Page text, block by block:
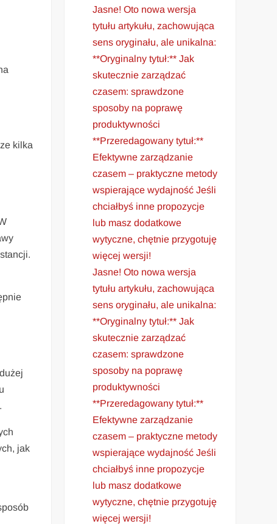
kilka
jak
Jasne! Oto nowa wersja
tytułu artykułu, zachowująca
sens oryginału, ale unikalna:
**Oryginalny tytuł:** Jak
skutecznie zarządzać
czasem: sprawdzone
sposoby na poprawę
produktywności
**Przeredagowany tytuł:**
Efektywne zarządzanie
czasem – praktyczne metody
wspierające wydajność Jeśli
chciałbyś inne propozycje
lub masz dodatkowe
wytyczne, chętnie przygotuję
więcej wersji!
Jasne! Oto nowa wersja
tytułu artykułu, zachowująca
sens oryginału, ale unikalna:
**Oryginalny tytuł:** Jak
skutecznie zarządzać
czasem: sprawdzone
sposoby na poprawę
produktywności
**Przeredagowany tytuł:**
Efektywne zarządzanie
czasem – praktyczne metody
wspierające wydajność Jeśli
chciałbyś inne propozycje
lub masz dodatkowe
wytyczne, chętnie przygotuję
więcej wersji!